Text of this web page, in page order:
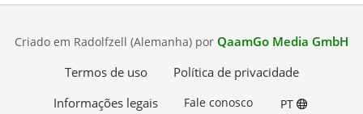
Criado em Radolfzell (Alemanha) por QaamGo Media GmbH
Termos de uso
Política de privacidade
Informações legais
Fale conosco PT